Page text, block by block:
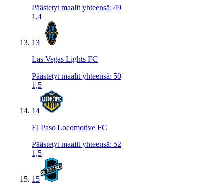
Päästetyt maalit yhteensä: 49
1,4
13
Las Vegas Lights FC
Päästetyt maalit yhteensä: 50
1,5
14
El Paso Locomotive FC
Päästetyt maalit yhteensä: 52
1,5
15